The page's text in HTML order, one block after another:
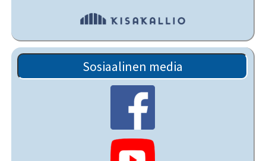
Sosiaalinen media